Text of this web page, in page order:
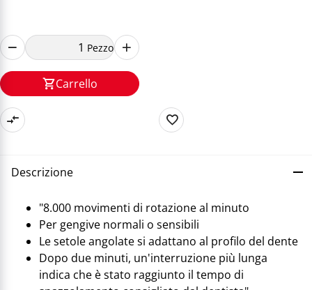
Pezzo
Carrello
Descrizione
"8.000 movimenti di rotazione al minuto
Per gengive normali o sensibili
Le setole angolate si adattano al profilo del dente
Dopo due minuti, un'interruzione più lunga
indica che è stato raggiunto il tempo di